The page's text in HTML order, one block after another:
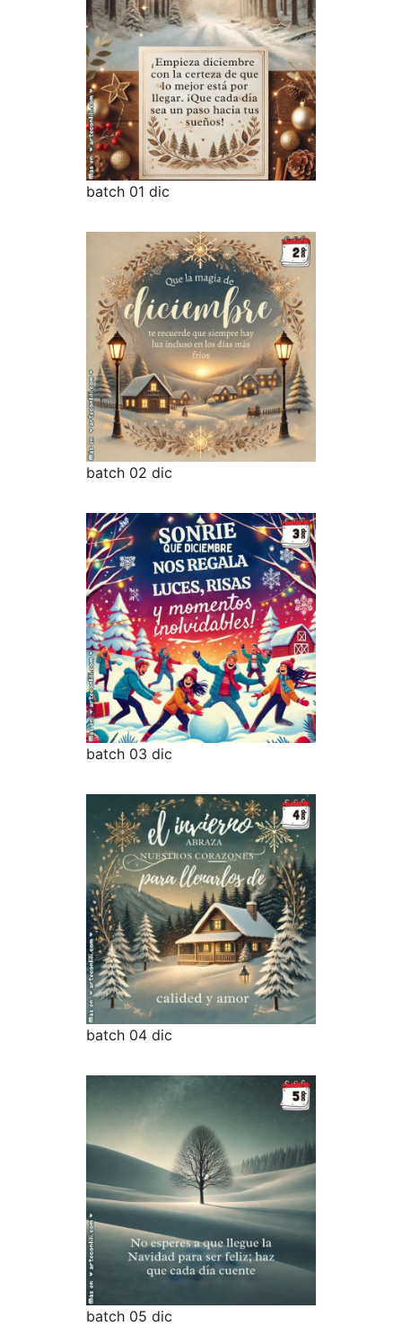
batch 01 dic
batch 02 dic
batch 03 dic
batch 04 dic
batch 05 dic